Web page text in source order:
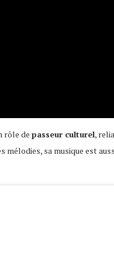
rôle de passeur culturel,
sa musique est